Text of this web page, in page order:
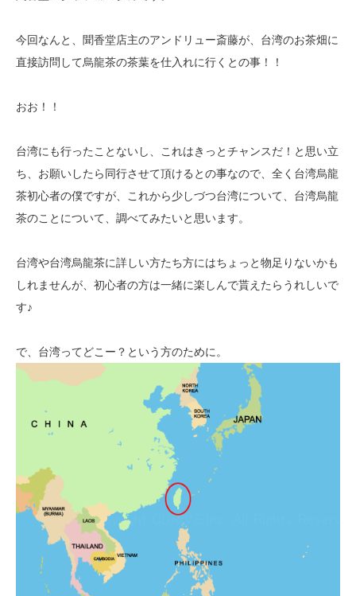
今回なんと、聞香堂店主のアンドリュー斎藤が、台湾のお茶畑に
直接訪問して烏龍茶の茶葉を仕入れに行くとの事！！
おお！！
台湾にも行ったことないし、これはきっとチャンスだ！と思い立
ち、お願いしたら同行させて頂けるとの事なので、全く台湾烏龍
茶初心者の僕ですが、これから少しづつ台湾について、台湾烏龍
茶のことについて、調べてみたいと思います。
台湾や台湾烏龍茶に詳しい方たち方にはちょっと物足りないかも
しれませんが、 初心者の方は一緒に楽しんで貰えたらうれしいで
す♪
で、台湾ってどこー？という方のために。